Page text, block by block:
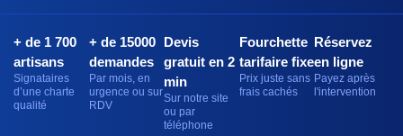
+ de 1 700
artisans
Signataires
d’une charte
qualité
+ de 15000
demandes
Par mois, en
urgence ou sur
RDV
Devis
gratuit en 2
min
Sur notre site
ou par
téléphone
Fourchette
tarifaire fixe
Prix juste sans
frais cachés
Réservez
en ligne
Payez après
l'intervention